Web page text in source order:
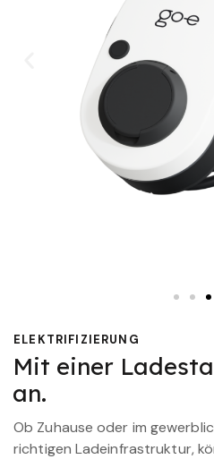
ELEKTRIFIZIERUNG
Mit einer
an.
Ob Zuhause oder im
richtigen Ladeinfrastruktur,